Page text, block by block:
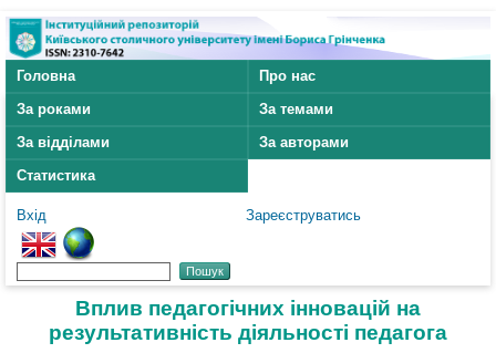
Головна
Про нас
За роками
За темами
За відділами
За авторами
Статистика
Вхід Зареєструватись
Вплив педагогічних інновацій на
результативність діяльності педагога